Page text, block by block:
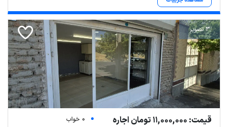
3 تصویر
قیمت: 11,000,000 تومان اجاره
0 خواب